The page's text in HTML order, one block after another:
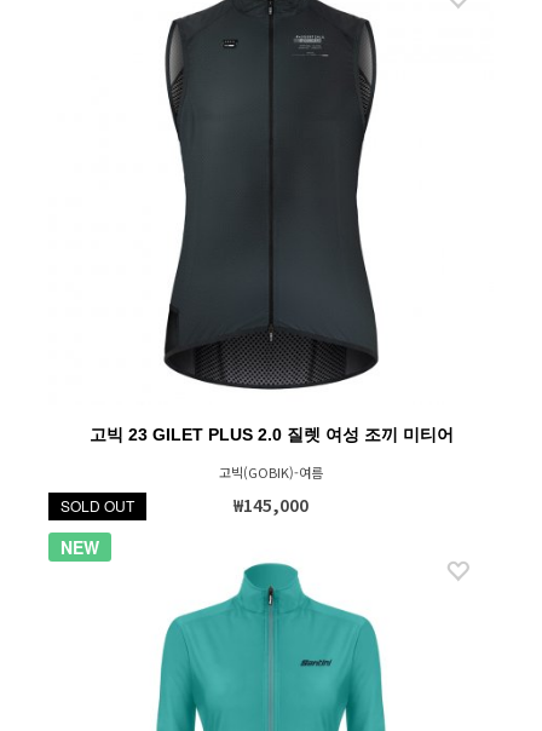
고빅 23 GILET PLUS 2.0 질렛 여성 조끼 미티어
고빅(GOBIK)-여름
₩145,000
SOLD OUT
NEW